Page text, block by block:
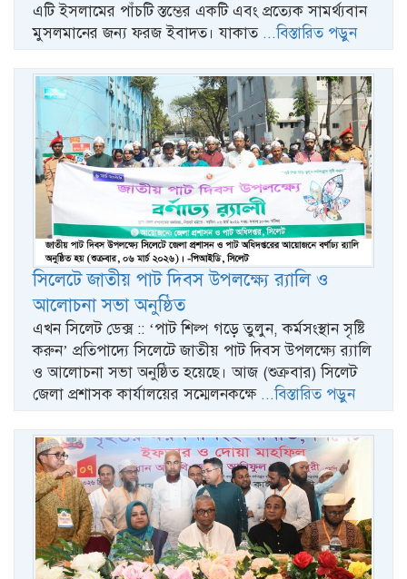
এটি ইসলামের পাঁচটি স্তম্ভের একটি এবং প্রত্যেক সামর্থ্যবান
মুসলমানের জন্য ফরজ ইবাদত। যাকাত ...বিস্তারিত পড়ুন
সিলেটে জাতীয় পাট দিবস উপলক্ষ্যে র‍্যালি ও
আলোচনা সভা অনুষ্ঠিত
এখন সিলেট ডেক্স :: ‘পাট শিল্প গড়ে তুলুন, কর্মসংস্থান সৃষ্টি
করুন’ প্রতিপাদ্যে সিলেটে জাতীয় পাট দিবস উপলক্ষ্যে র‍্যালি
ও আলোচনা সভা অনুষ্ঠিত হয়েছে। আজ (শুক্রবার) সিলেট
জেলা প্রশাসক কার্যালয়ের সম্মেলনকক্ষে ...বিস্তারিত পড়ুন